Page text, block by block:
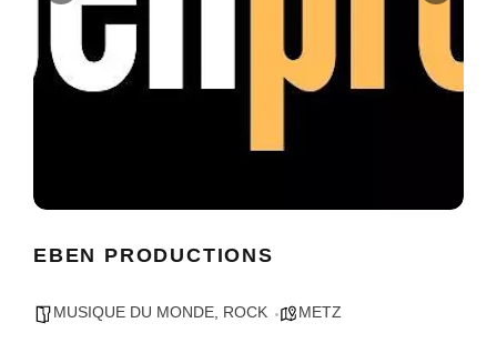
EBEN PRODUCTIONS
MUSIQUE DU MONDE ROCK METZ